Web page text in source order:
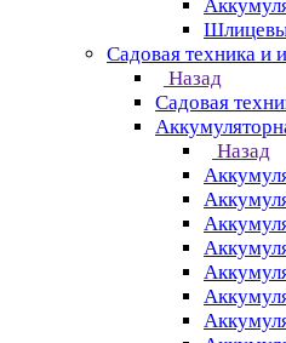
Cадовая техника и
Назад
Cадовая
Назад